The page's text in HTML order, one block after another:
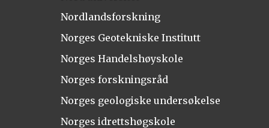
Nordlandsforskning
Norges Geotekniske Institutt
Norges Handelshøyskole
Norges forskningsråd
Norges geologiske undersøkelse
Norges idrettshøgskole